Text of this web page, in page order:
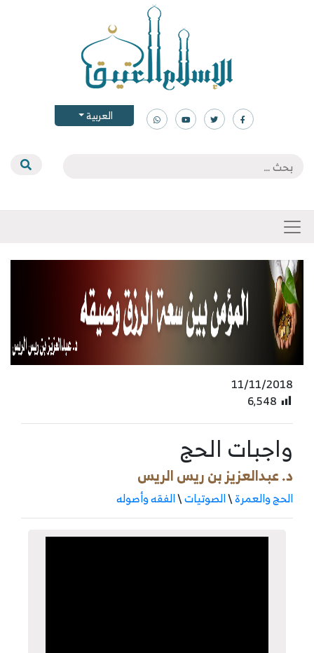
العربية
11/11/2018
6٬548
واجبات الحج
د. عبدالعزيز بن ريس الريس
الحج والعمرة\الصوتيات\الفقه وأصوله